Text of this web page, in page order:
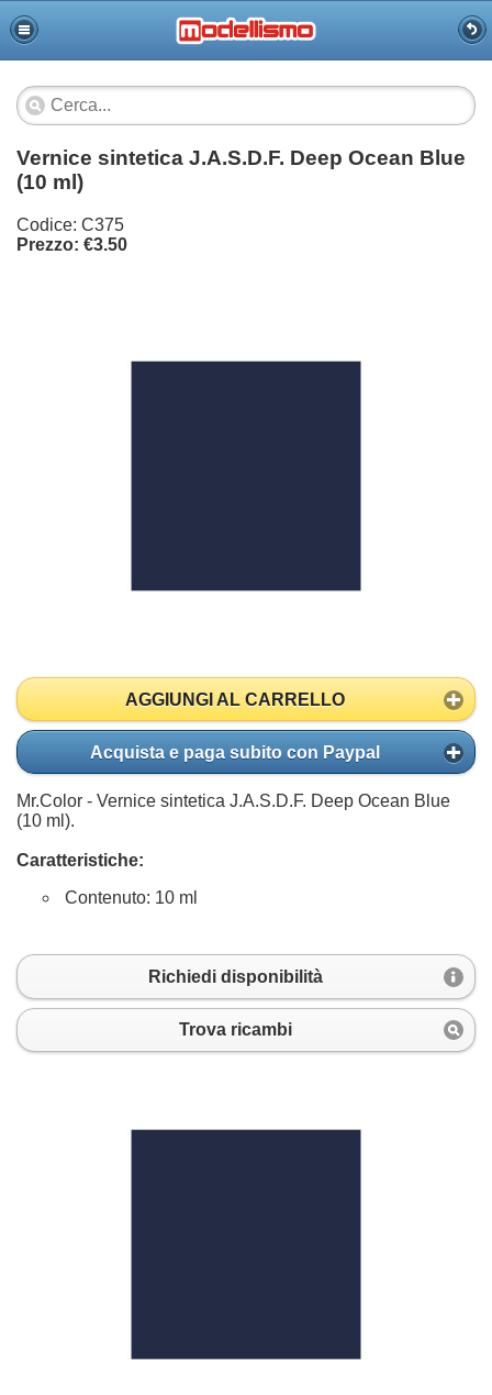
Vernice sintetica J.A.S.D.F. Deep Ocean Blue
(10 ml)
Codice: C375
Prezzo: €3.50
AGGIUNGI AL CARRELLO
Acquista e paga subito con Paypal
Mr.Color - Vernice sintetica J.A.S.D.F. Deep Ocean Blue
(10 ml).
Caratteristiche:
Contenuto: 10 ml
Richiedi disponibilità
Trova ricambi